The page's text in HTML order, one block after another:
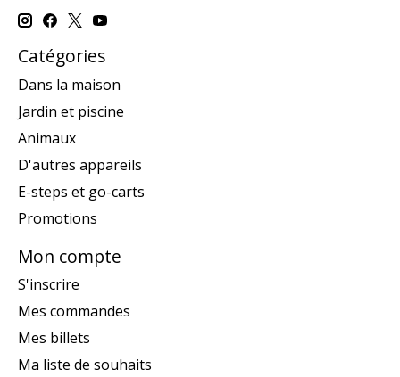
Catégories
Dans la maison
Jardin et piscine
Animaux
D'autres appareils
E-steps et go-carts
Promotions
Mon compte
S'inscrire
Mes commandes
Mes billets
Ma liste de souhaits